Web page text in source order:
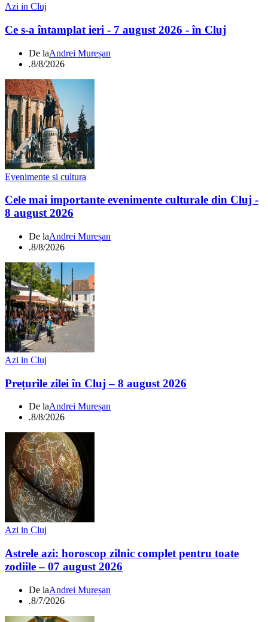
Azi in Cluj
Ce s-a întamplat ieri - 7 august 2026 - în Cluj
De laAndrei Mureșan
.8/8/2026
Evenimente si cultura
Cele mai importante evenimente culturale din Cluj -
8 august 2026
De laAndrei Mureșan
.8/8/2026
Azi in Cluj
Prețurile zilei în Cluj – 8 august 2026
De laAndrei Mureșan
.8/8/2026
Azi in Cluj
Astrele azi: horoscop zilnic complet pentru toate
zodiile – 07 august 2026
De laAndrei Mureșan
.8/7/2026